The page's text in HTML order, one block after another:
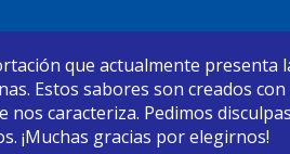
que actualmente
Estos sabores son creados
nos caracteriza. Pedimos
¡Muchas gracias por elegirnos!